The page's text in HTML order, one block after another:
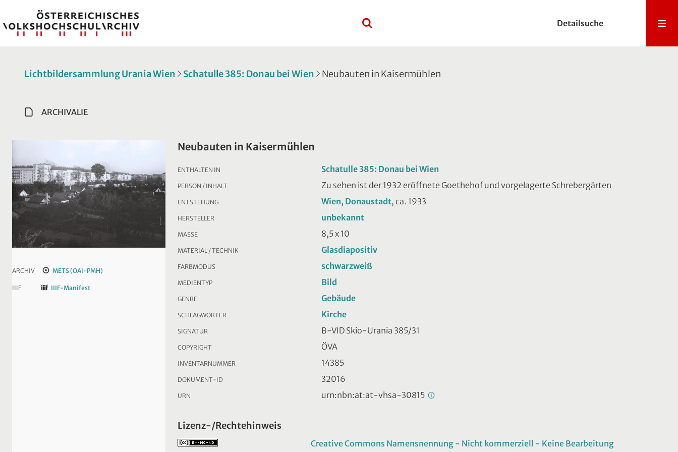
Detailsuche
Lichtbildersammlung Urania Wien Schatulle 385: Donau bei Wien Neubauten in Kaisermühlen
ARCHIVALIE
ARCHIV METS (OAI-PMH)
IIIF IIIF-Manifest
Neubauten in Kaisermühlen
ENTHALTEN IN Schatulle 385: Donau bei Wien
PERSON / INHALT Zu sehen ist der 1932 eröffnete Goethehof und vorgelagerte Schrebergärten
ENTSTEHUNG Wien, Donaustadt, ca. 1933
HERSTELLER unbekannt
MASSE 8,5 x 10
MATERIAL / TECHNIK Glasdiapositiv
FARBMODUS schwarzweiß
MEDIENTYP Bild
GENRE Gebäude
SCHLAGWÖRTER Kirche
SIGNATUR B-VID Skio-Urania 385/31
COPYRIGHT ÖVA
INVENTARNUMMER 14385
DOKUMENT-ID 32016
URN urn:nbn:at:at-vhsa-30815
Lizenz-/Rechtehinweis
Creative Commons Namensnennung - Nicht kommerziell - Keine Bearbeitung